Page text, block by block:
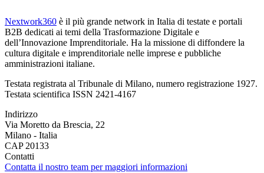
Nextwork360è il più grande network in Italia di testate e portali
B2B dedicati ai temi della Trasformazione Digitale e
dell’Innovazione Imprenditoriale. Ha la missione di diffondere la
amministrazioni italiane.
Testata scientifica ISSN 2421-4167
Indirizzo
Via Moretto da Brescia, 22
Milano - Italia
CAP 20133